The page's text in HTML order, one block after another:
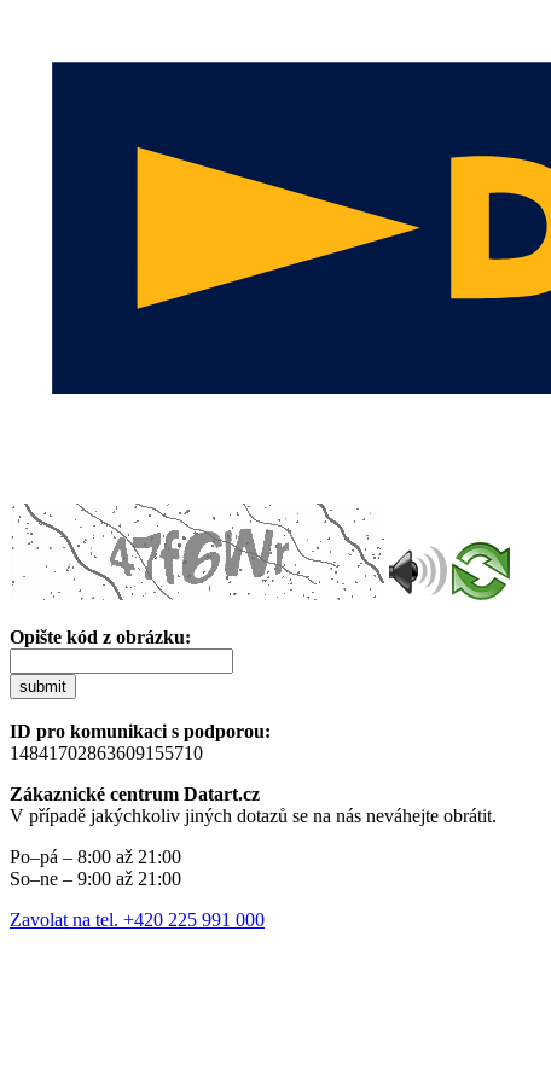
Opište kód z obrázku:
submit
ID pro komunikaci s podporou:
14841702863609155710
Zákaznické centrum Datart.cz
V případě jakýchkoliv jiných dotazů se na nás neváhejte obrátit.
Po–pá – 8:00 až 21:00
So–ne – 9:00 až 21:00
Zavolat na tel. +420 225 991 000